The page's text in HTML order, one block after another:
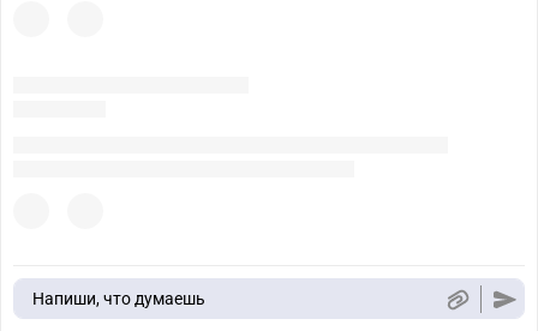
Напиши, что думаешь